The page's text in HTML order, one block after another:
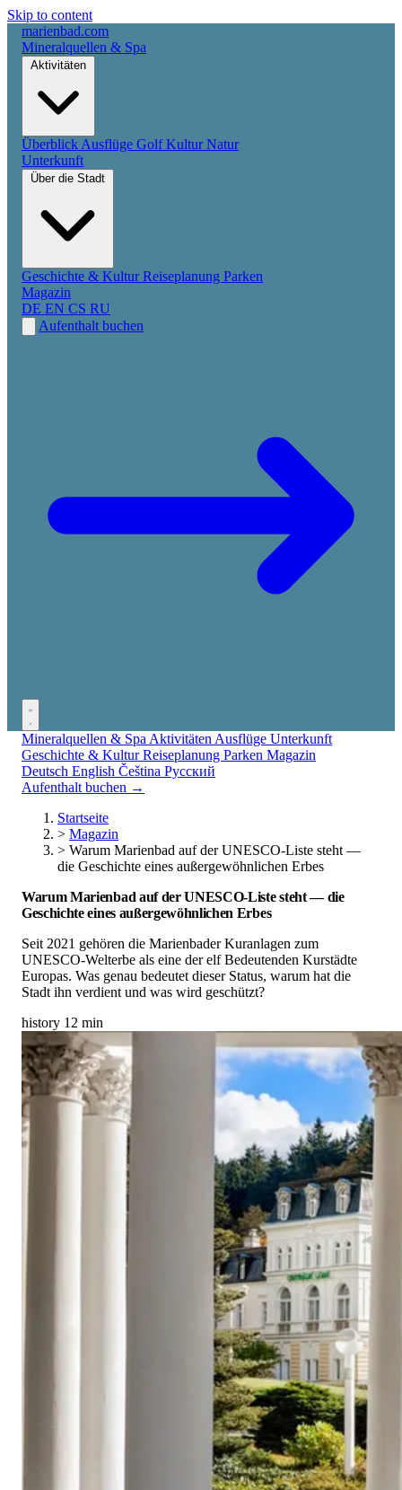
Skip to content
marienbad.com
Mineralquellen & Spa
Überblick Ausflüge GolfKulturNatur
Unterkunft
Geschichte & KulturReiseplanung Parken
Magazin
DE EN CS RU
Aufenthalt buchen
Mineralquellen & Spa Aktivitäten Ausflüge Unterkunft
Geschichte & KulturReiseplanung Parken Magazin
Deutsch English Čeština Русский
Aufenthalt buchen →
Startseite
> Magazin
> Warum Marienbad auf der UNESCO-Liste steht —
die Geschichte eines außergewöhnlichen Erbes
Warum Marienbad auf der UNESCO-Liste steht — die
Geschichte eines außergewöhnlichen Erbes
Seit 2021 gehören die Marienbader Kuranlagen zum
UNESCO-Welterbe als eine der elf Bedeutenden Kurstädte
Europas. Was genau bedeutet dieser Status, warum hat die
Stadt ihn verdient und was wird geschützt?
history 12 min